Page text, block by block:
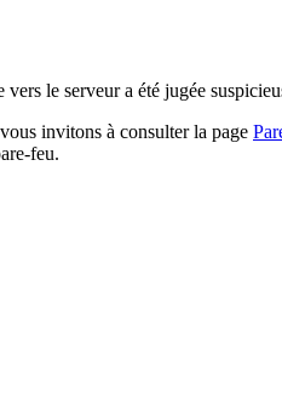
le serveur a été jugée
invitons à consulter la page
feu.